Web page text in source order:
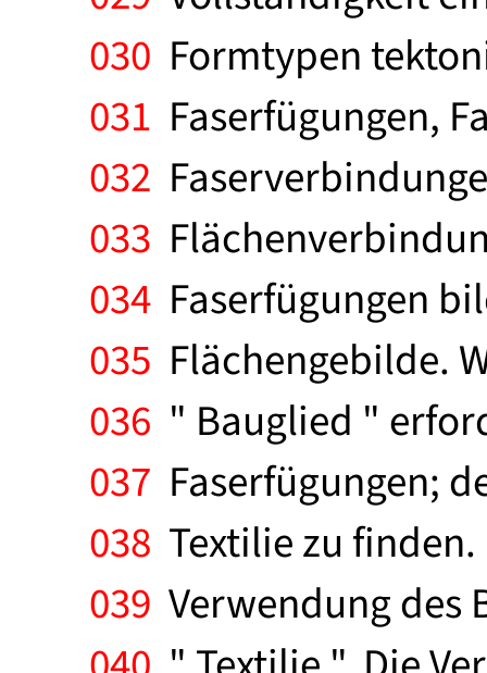
030 Formtypen
031 Faserfügungen,
032
033
034 Faserfügungen
035 Flächengebilde.
036 " Bauglied "
037 Faserfügungen;
038 Textilie zu
039 Verwendung